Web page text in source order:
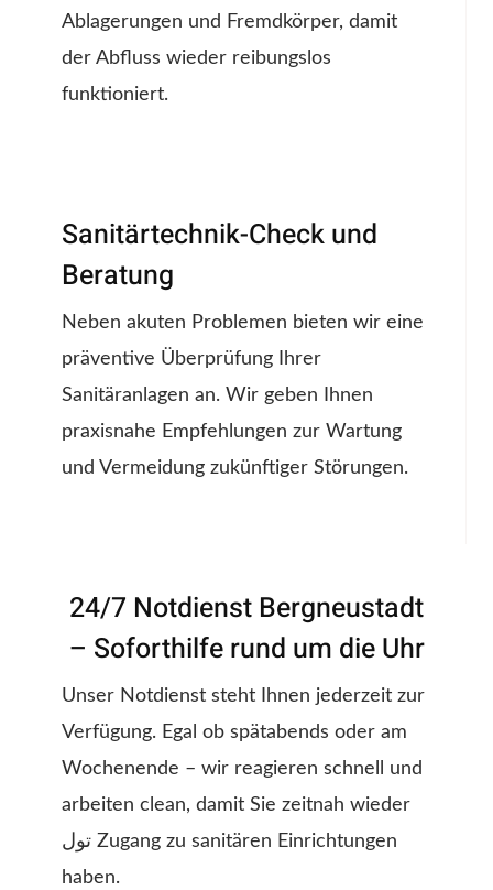
Ablagerungen und Fremdkörper, damit
der Abfluss wieder reibungslos
funktioniert.
Sanitärtechnik-Check und
Beratung
Neben akuten Problemen bieten wir eine
präventive Überprüfung Ihrer
Sanitäranlagen an. Wir geben Ihnen
praxisnahe Empfehlungen zur Wartung
und Vermeidung zukünftiger Störungen.
24/7 Notdienst Bergneustadt
– Soforthilfe rund um die Uhr
Unser Notdienst steht Ihnen jederzeit zur
Verfügung. Egal ob spätabends oder am
Wochenende – wir reagieren schnell und
arbeiten clean, damit Sie zeitnah wieder
تول Zugang zu sanitären Einrichtungen
haben.